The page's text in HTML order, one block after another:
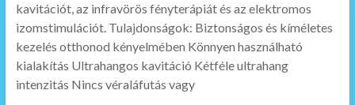
kavitációt, az infravörös fényterápiát és az elektromos
izomstimulációt. Tulajdonságok: Biztonságos és kíméletes
kezelés otthonod kényelmében Könnyen használható
kialakítás Ultrahangos kavitáció Kétféle ultrahang
intenzitás Nincs véraláfutás vagy